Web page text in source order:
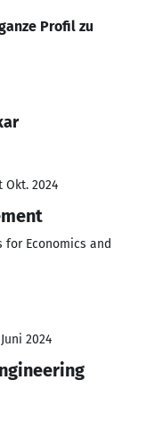
Profil zu
Okt. 2024
for Economics and
2024